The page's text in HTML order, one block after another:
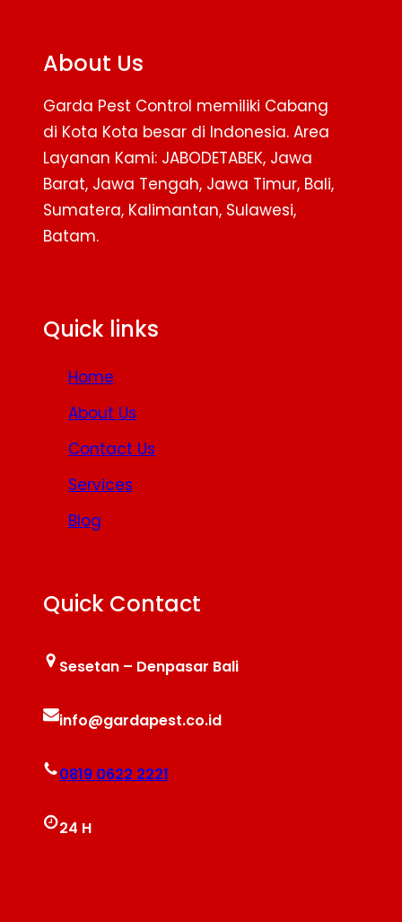
About Us
Garda Pest Control memiliki Cabang
di Kota Kota besar di Indonesia. Area
Layanan Kami: JABODETABEK, Jawa
Barat, Jawa Tengah, Jawa Timur, Bali,
Sumatera, Kalimantan, Sulawesi,
Batam.
Quick links
Home
About Us
Contact Us
Services
Blog
Quick Contact
Sesetan – Denpasar Bali
info@gardapest.co.id
0819 0622 2221
24 H